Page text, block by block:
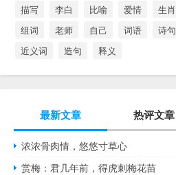
描写
李白 比喻 爱情 生肖
组词
老师 自己 词语 诗句
近义词
造句 释义
最新文章 热评文章
浓浓骨肉情，悠悠寸草心
赏梅：君几年前，得虎刺梅花苗